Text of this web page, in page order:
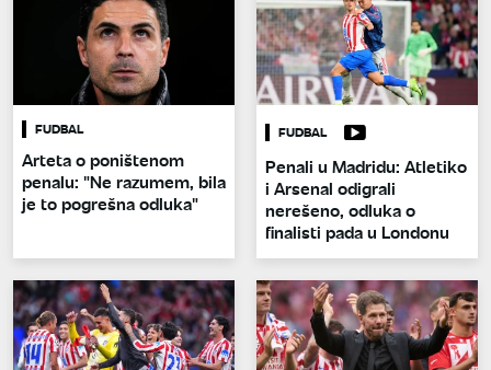
FUDBAL
Arteta o poništenom
penalu: "Ne razumem, bila
je to pogrešna odluka"
FUDBAL
Penali u Madridu: Atletiko
i Arsenal odigrali
nerešeno, odluka o
finalisti pada u Londonu